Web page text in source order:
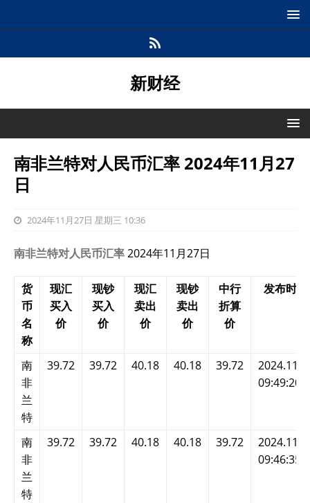
新财经
南非兰特对人民币汇率 2024年11月27
日
2024年11月27日 星期三 10:36
南非兰特对人民币汇率2024年11月27日
货
币
名
称
现汇
买入
价
现钞
买入
价
现汇
卖出
价
现钞
卖出
价
中行
折算
价
发布时间
南
非
兰
特
39.72 39.72 40.18 40.18 39.72
09:49:20
南
非
兰
特
39.72 39.72 40.18 40.18 39.72
09:46:35